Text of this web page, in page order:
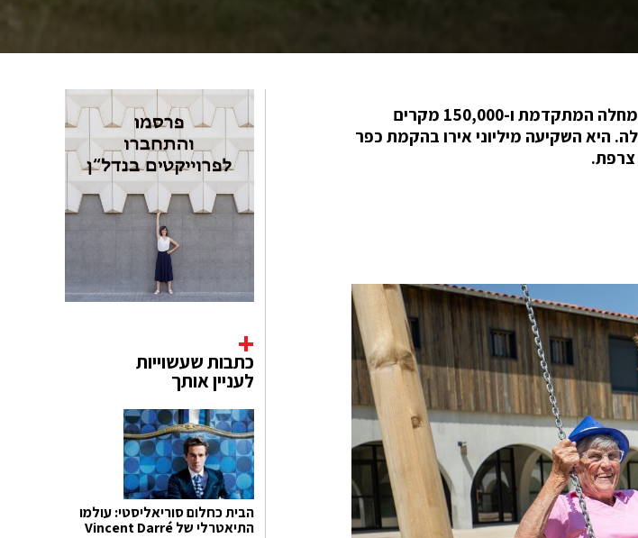
לאור העלייה במספר חולי האלצהיימר בצרפת - כמיליון חולי אלצהיימר עם המחלה המתקדמת ו-150,000 מקרים
היא השקיעה מיליוני אירו בהקמת כפר
צרפת.
כתבות שעשוייות
לעניין אותך
הבית כחלום סוריאליסטי: עולמו
התיאטרלי של Vincent Darré